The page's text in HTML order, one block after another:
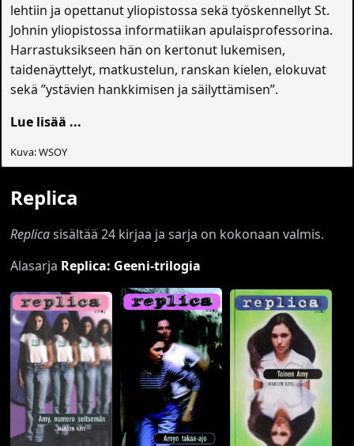
lehtiin ja opettanut yliopistossa sekä työskennellyt St.
Johnin yliopistossa informatiikan apulaisprofessorina.
Harrastuksikseen hän on kertonut lukemisen,
taidenäyttelyt, matkustelun, ranskan kielen, elokuvat
sekä ”ystävien hankkimisen ja säilyttämisen”.
Lue lisää ...
Kuva: WSOY
Replica
Replicasisältää 24 kirjaa ja sarja on kokonaan valmis.
Alasarja Replica: Geeni-trilogia